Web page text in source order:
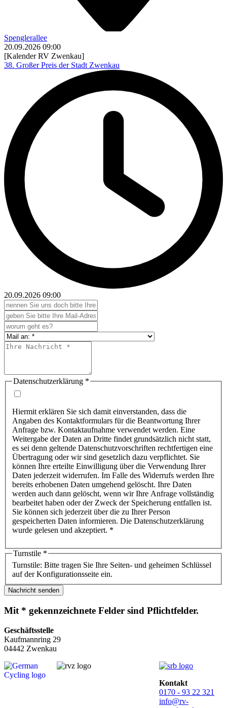
Spenglerallee
20.09.2026 09:00
[Kalender RV Zwenkau]
38. Großer Preis der Stadt Zwenkau
20.09.2026 09:00
Datenschutzerklärung *
Hiermit erklären Sie sich damit einverstanden, dass die
Angaben des Kontaktformulars für die Beantwortung Ihrer
Anfrage bzw. Kontaktaufnahme verwendet werden. Eine
Weitergabe der Daten an Dritte findet grundsätzlich nicht statt,
es sei denn geltende Datenschutzvorschriften rechtfertigen eine
Übertragung oder wir sind gesetzlich dazu verpflichtet. Sie
können Ihre erteilte Einwilligung über die Verwendung Ihrer
Daten jederzeit widerrufen. Im Falle des Widerrufs werden Ihre
bereits erhobenen Daten umgehend gelöscht. Ihre Daten
werden auch dann gelöscht, wenn wir Ihre Anfrage vollständig
bearbeitet haben oder der Zweck der Speicherung entfallen ist.
Sie können sich jederzeit über die zu Ihrer Person
gespeicherten Daten informieren. Die Datenschutzerklärung
wurde gelesen und akzeptiert. *
Turnstile *
Turnstile: Bitte tragen Sie Ihre Seiten- und geheimen Schlüssel
auf der Konfigurationsseite ein.
Nachricht senden
Mit * gekennzeichnete Felder sind Pflichtfelder.
Geschäftsstelle
Kaufmannring 29
04442 Zwenkau
Kontakt
0170 - 93 22 321
info@rv-